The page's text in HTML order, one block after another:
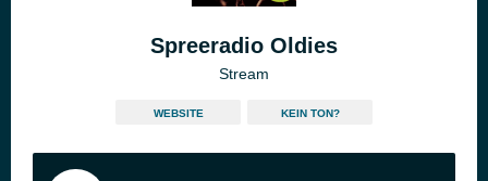
Spreeradio Oldies
Stream
WEBSITE KEIN TON?